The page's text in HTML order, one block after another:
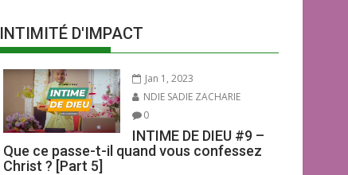
INTIMITÉ D'IMPACT
Jan 1, 2023
NDIE SADIE ZACHARIE
0
INTIME DE DIEU #9 –
Que ce passe-t-il quand vous confessez
Christ ? [Part 5]